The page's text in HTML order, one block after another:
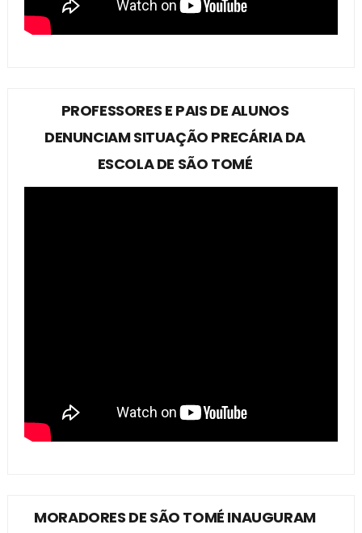
PROFESSORES E PAIS DE ALUNOS
DENUNCIAM SITUAÇÃO PRECÁRIA DA
ESCOLA DE SÃO TOMÉ
MORADORES DE SÃO TOMÉ INAUGURAM